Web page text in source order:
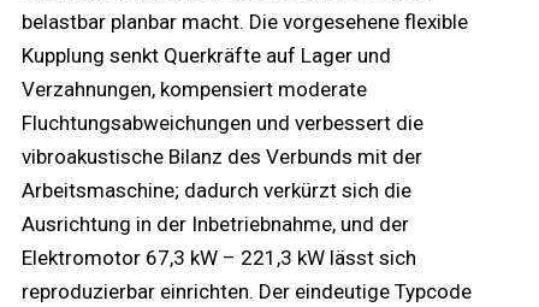
belastbar planbar macht. Die vorgesehene flexible
Kupplung senkt Querkräfte auf Lager und
Verzahnungen, kompensiert moderate
Fluchtungsabweichungen und verbessert die
vibroakustische Bilanz des Verbunds mit der
Arbeitsmaschine; dadurch verkürzt sich die
Ausrichtung in der Inbetriebnahme, und der
Elektromotor 67,3 kW – 221,3 kW lässt sich
reproduzierbar einrichten. Der eindeutige Typcode